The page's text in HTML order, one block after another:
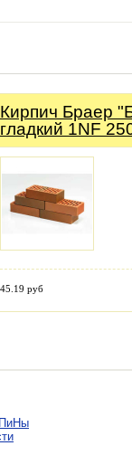
Кирпич Браер
гладкий 1NF
45.19 руб